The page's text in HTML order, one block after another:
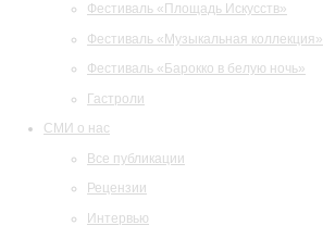
Фестиваль «Площадь Искусств»
Фестиваль «Музыкальная коллекция»
Фестиваль «Барокко в белую ночь»
Гастроли
СМИ о нас
Все публикации
Рецензии
Интервью